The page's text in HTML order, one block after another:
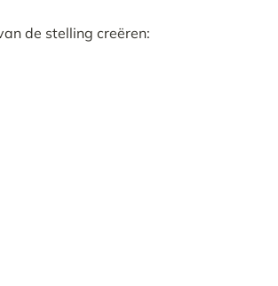
de stelling creëren: